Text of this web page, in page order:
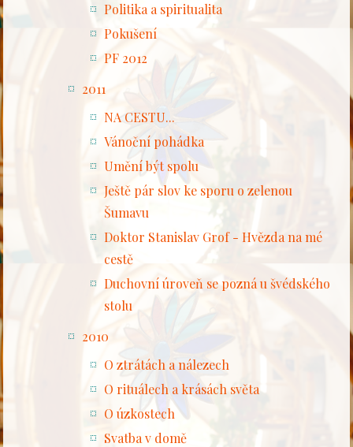
Politika a spiritualita
Pokušení
PF 2012
2011
NA CESTU...
Vánoční pohádka
Umění být spolu
Ještě pár slov ke sporu o zelenou
Šumavu
Doktor Stanislav Grof - Hvězda na mé
cestě
Duchovní úroveň se pozná u švédského
stolu
2010
O ztrátách a nálezech
O rituálech a krásách světa
O úzkostech
Svatba v domě